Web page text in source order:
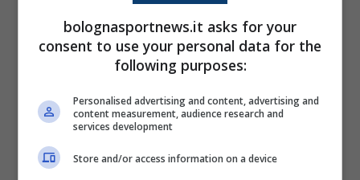
bolognasportnews.it asks for your
consent to use your personal data for the
following purposes:
Personalised advertising and content, advertising and
content measurement, audience research and
services development
Store and/or access information on a device